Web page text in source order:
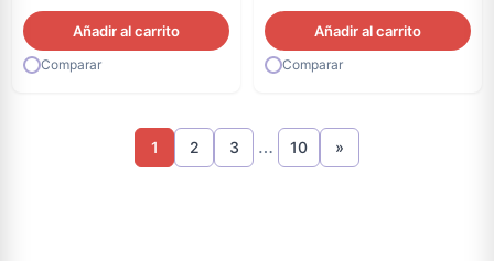
Añadir al carrito
Comparar
Añadir al carrito
Comparar
1 2 3 … 10 »